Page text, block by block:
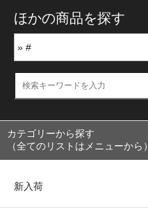
ほかの商品を探す
カテゴリーから探す
（全てのリストはメニューから）
新入荷